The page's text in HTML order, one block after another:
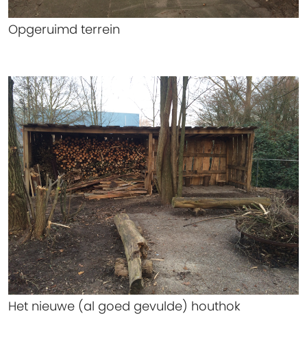
Opgeruimd terrein
Het nieuwe (al goed gevulde) houthok